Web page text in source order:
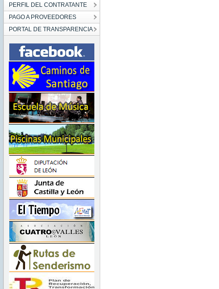
PERFIL DEL CONTRATANTE
PAGO A PROVEEDORES
PORTAL DE TRANSPARENCIA